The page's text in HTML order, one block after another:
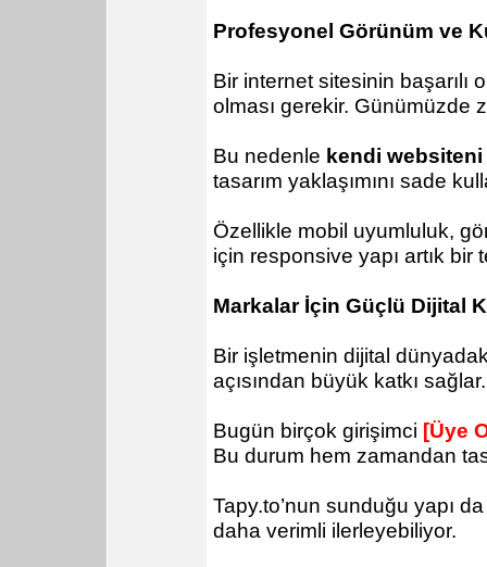
Profesyonel Görünüm ve
Bir internet sitesinin başarılı
olması gerekir. Günümüzde
Bu nedenle kendi websiteni
tasarım yaklaşımını sade
Özellikle mobil uyumluluk,
için responsive yapı artık
Markalar İçin Güçlü Dijital
Bir işletmenin dijital
açısından büyük katkı
Bugün birçok girişimci [Üye
Bu durum hem zamandan
Tapy.to’nun sunduğu yapı
daha verimli ilerleyebiliyor.